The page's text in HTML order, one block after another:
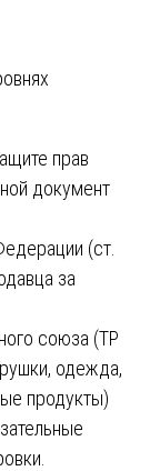
прав
документ
(ст.
за
союза (ТР
одежда,
продукты)